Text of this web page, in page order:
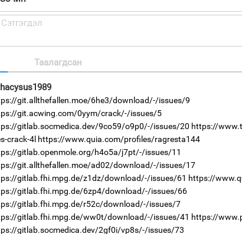
Таалагдсан
git.allthefallen.moe/6he3/download/-/issues/9
git.acwing.com/0yym/crack/-/issues/5
gitlab.socmedica.dev/9co59/o9p0/-/issues/20 https://
crack-4l https://www.quia.com/profiles/ragresta144
gitlab.openmole.org/h4o5a/j7pt/-/issues/11
git.allthefallen.moe/ad02/download/-/issues/17
gitlab.fhi.mpg.de/z1dz/download/-/issues/61 https://
gitlab.fhi.mpg.de/6zp4/download/-/issues/66
gitlab.fhi.mpg.de/r52c/download/-/issues/7
gitlab.fhi.mpg.de/ww0t/download/-/issues/41 https://
gitlab.socmedica.dev/2gf0i/vp8s/-/issues/73